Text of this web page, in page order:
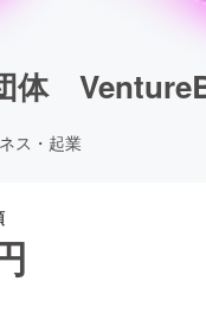
体
ス・起業